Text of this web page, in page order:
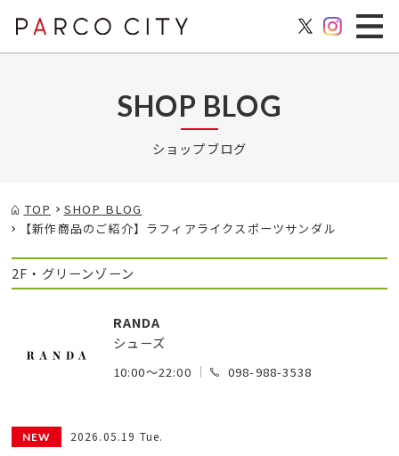
SHOP BLOG
ショップブログ
TOP
SHOP BLOG
【新作商品のご紹介】ラフィアライクスポーツサンダル
2F・グリーンゾーン
RANDA
シューズ
10:00～22:00 098-988-3538
2026.05.19 Tue.